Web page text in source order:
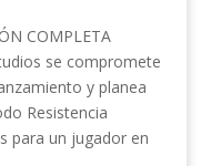
COMPLETA
se compromete
y planea
Resistencia
para un jugador en